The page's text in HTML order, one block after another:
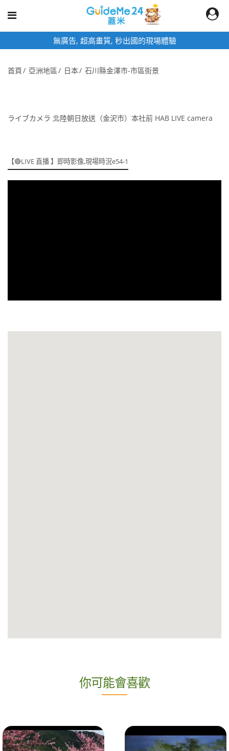
即時影像頁面為固定網址,加入桌
首頁 亞洲地區 日本 石川縣金澤市-市區街景
ライブカメラ 北陸朝日放送（金沢市）本社前 HAB LIVE camera
【🔴LIVE 直播 】即時影像,現場時況e54-1
你可能會喜歡